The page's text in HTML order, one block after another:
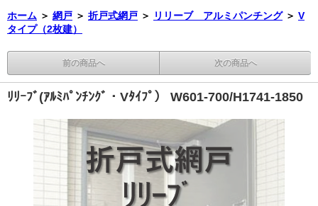
ホーム ＞ 網戸 ＞ 折戸式網戸 ＞ リリーブ アルミパンチング ＞ V
タイプ（2枚建）
前の商品へ 次の商品へ
ﾘﾘｰﾌﾞ(ｱﾙﾐﾊﾟﾝﾁﾝｸﾞ・Vﾀｲﾌﾟ） W601-700/H1741-1850